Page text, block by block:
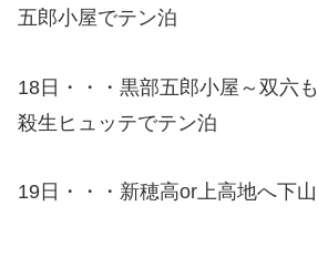
五郎小屋でテン泊
18日・・・黒部五郎小屋～双六
殺生ヒュッテでテン泊
19日・・・新穂高or上高地へ下山